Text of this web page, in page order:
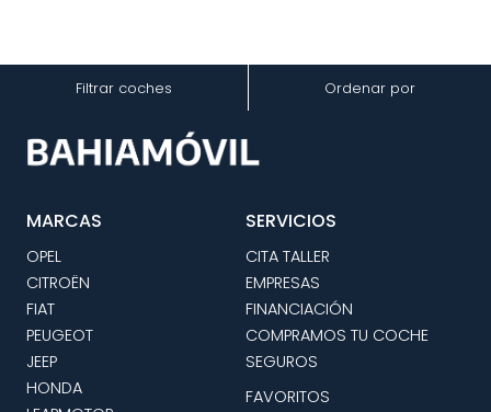
Filtrar coches Ordenar por
MARCAS
OPEL
CITROËN
FIAT
PEUGEOT
JEEP
HONDA
SERVICIOS
CITA TALLER
EMPRESAS
FINANCIACIÓN
COMPRAMOS TU COCHE
SEGUROS
FAVORITOS